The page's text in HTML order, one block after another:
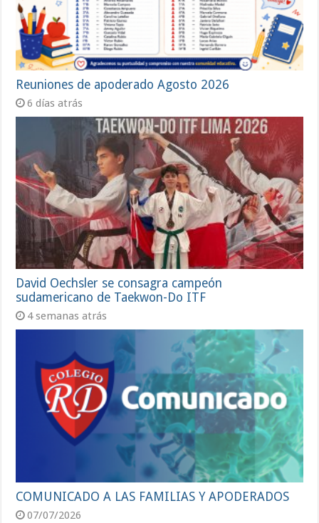
Reuniones de apoderado Agosto 2026
6 días atrás
David Oechsler se consagra campeón
sudamericano de Taekwon-Do ITF
4 semanas atrás
COMUNICADO A LAS FAMILIAS Y APODERADOS
07/07/2026